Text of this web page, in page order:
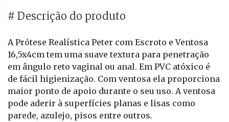
# Descrição do produto
A Prótese Realística Peter com Escroto e Ventosa
16,5x4cm tem uma suave textura para penetração
em ângulo reto vaginal ou anal. Em PVC atóxico é
de fácil higienização. Com ventosa ela proporciona
maior ponto de apoio durante o seu uso. A ventosa
pode aderir à superfícies planas e lisas como
parede, azulejo, pisos entre outros.